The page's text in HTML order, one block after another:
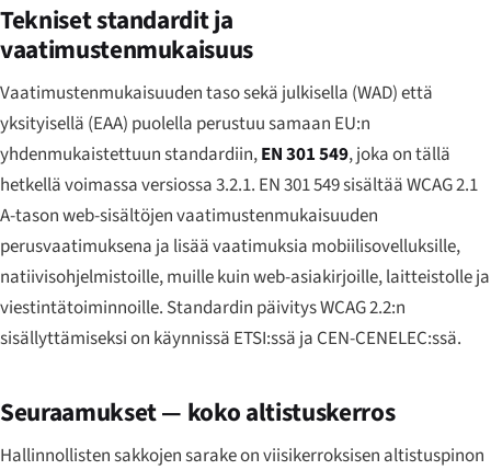
Tekniset standardit ja
vaatimustenmukaisuus
Vaatimustenmukaisuuden taso sekä julkisella (WAD) että
yksityisellä (EAA) puolella perustuu samaan EU:n
yhdenmukaistettuun standardiin,EN 301 549, joka on tällä
hetkellä voimassa versiossa 3.2.1. EN 301 549 sisältää WCAG 2.1
A-tason web-sisältöjen vaatimustenmukaisuuden
perusvaatimuksena ja lisää vaatimuksia mobiilisovelluksille,
natiivisohjelmistoille, muille kuin web-asiakirjoille, laitteistolle ja
viestintätoiminnoille. Standardin päivitys WCAG 2.2:n
sisällyttämiseksi on käynnissä ETSI:ssä ja CEN-CENELEC:ssä.
Seuraamukset — koko altistuskerros
Hallinnollisten sakkojen sarake on viisikerroksisen altistuspinon